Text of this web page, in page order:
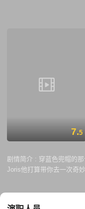
7.5
剧情简介 : 穿蓝色兜帽的
Joris他打算带你去一次奇
着幸福的生活。但有一天